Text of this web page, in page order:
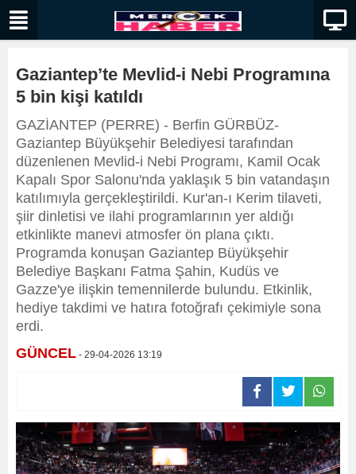
Gaziantep’te Mevlid-i Nebi Programına
5 bin kişi katıldı
GAZİANTEP (PERRE) - Berfin GÜRBÜZ-
Gaziantep Büyükşehir Belediyesi tarafından
düzenlenen Mevlid-i Nebi Programı, Kamil Ocak
Kapalı Spor Salonu'nda yaklaşık 5 bin vatandaşın
katılımıyla gerçekleştirildi. Kur'an-ı Kerim tilaveti,
şiir dinletisi ve ilahi programlarının yer aldığı
etkinlikte manevi atmosfer ön plana çıktı.
Programda konuşan Gaziantep Büyükşehir
Belediye Başkanı Fatma Şahin, Kudüs ve
Gazze'ye ilişkin temennilerde bulundu. Etkinlik,
hediye takdimi ve hatıra fotoğrafı çekimiyle sona
erdi.
GÜNCEL - 29-04-2026 13:19